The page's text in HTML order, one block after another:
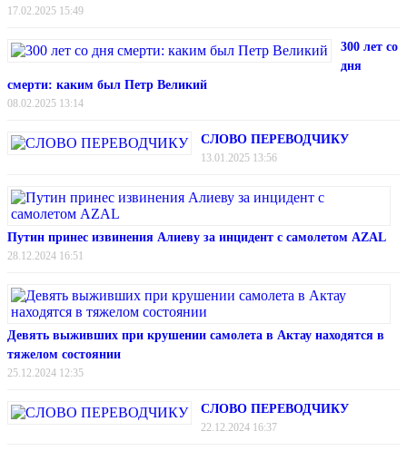
17.02.2025 15:49
300 лет со
дня
смерти: каким был Петр Великий
08.02.2025 13:14
СЛОВО ПЕРЕВОДЧИКУ
13.01.2025 13:56
Путин принес извинения Алиеву за инцидент с самолетом AZAL
28.12.2024 16:51
Девять выживших при крушении самолета в Актау находятся в
тяжелом состоянии
25.12.2024 12:35
СЛОВО ПЕРЕВОДЧИКУ
22.12.2024 16:37